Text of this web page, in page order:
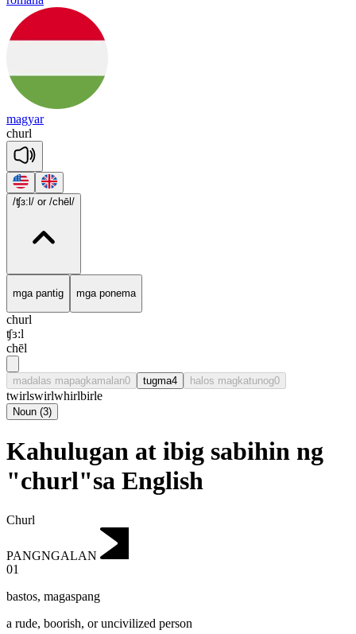
magyar
churl
/ʧɜ:l/ or /chēl/
mga pantig mga ponema
churl
ʧɜ:l
chēl
madalas mapagkamalan0 tugma4 halos magkatunog0
twirlswirlwhirlbirle
Noun (3)
Kahulugan at ibig sabihin ng
"churl"sa English
Churl
PANGNGALAN
01
bastos, magaspang
a rude, boorish, or uncivilized person